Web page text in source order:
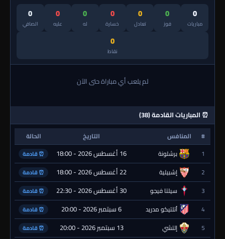
0
مباريات
0
فوز
0
تعادل
0
خسارة
0
له
0
عليه
0
الصافي
0
نقاط
لم يلعب أي مباراة حتى الآن
⏰ المباريات القادمة (38)
# المنافس التاريخ
الحالة
1
برشلونة 16 أغسطس 2026 - 18:00 ⏰ قادمة
2 إشبيلية 22 أغسطس 2026 - 18:00 ⏰ قادمة
3 سيلتا فيجو 30 أغسطس 2026 - 22:30 ⏰ قادمة
4 أتلتيكو مدريد 6 سبتمبر 2026 - 20:00 ⏰ قادمة
5 إلتشي 13 سبتمبر 2026 - 20:00 ⏰ قادمة